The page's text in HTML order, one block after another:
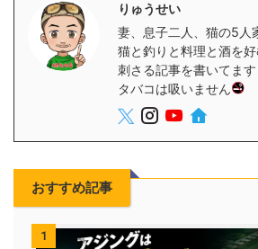
りゅうせい
妻、息子二人、猫の5人
猫と釣りと料理と酒を
刺さる記事を書いてます
タバコは吸いません
おすすめ記事
1